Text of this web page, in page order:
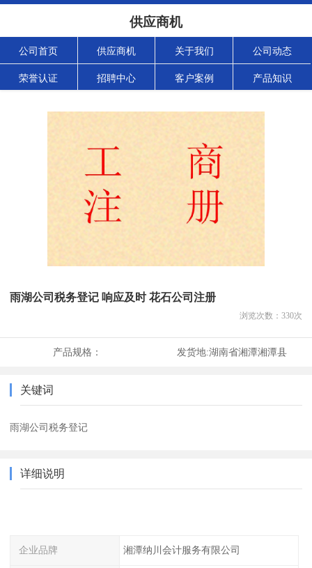
供应商机
公司首页 供应商机 关于我们 公司动态
荣誉认证 招聘中心 客户案例 产品知识
雨湖公司税务登记 响应及时 花石公司注册
浏览次数： 330次
产品规格： 发货地:湖南省湘潭湘潭县
关键词
雨湖公司税务登记
详细说明
企业品牌 湘潭纳川会计服务有限公司